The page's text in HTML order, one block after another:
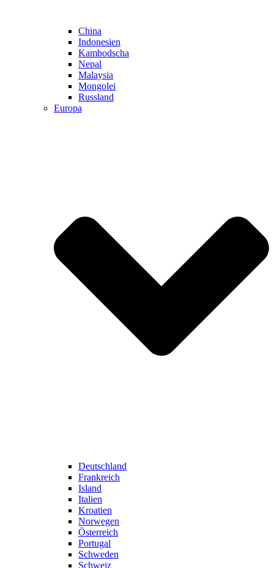
China
Indonesien
Kambodscha
Nepal
Malaysia
Mongolei
Russland
Europa
Deutschland
Frankreich
Island
Italien
Kroatien
Norwegen
Österreich
Portugal
Schweden
Schweiz